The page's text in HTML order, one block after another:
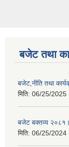
बजेट तथा
बजेट,नीति तथा
मिति: 06/25/2025
बजेट बक्तव्य
मिति: 06/25/2024